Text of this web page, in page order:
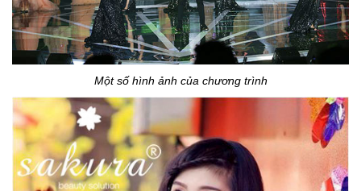
Một số hình ảnh của chương trình